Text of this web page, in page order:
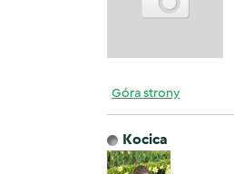
Góra strony
Kocica